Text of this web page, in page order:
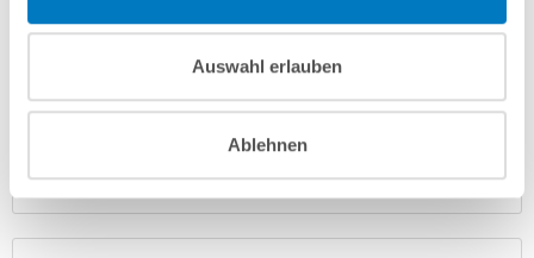
Auswahl erlauben
Ablehnen
Finanzierung
Anleitungen/Datenblätter
Herstellerangaben